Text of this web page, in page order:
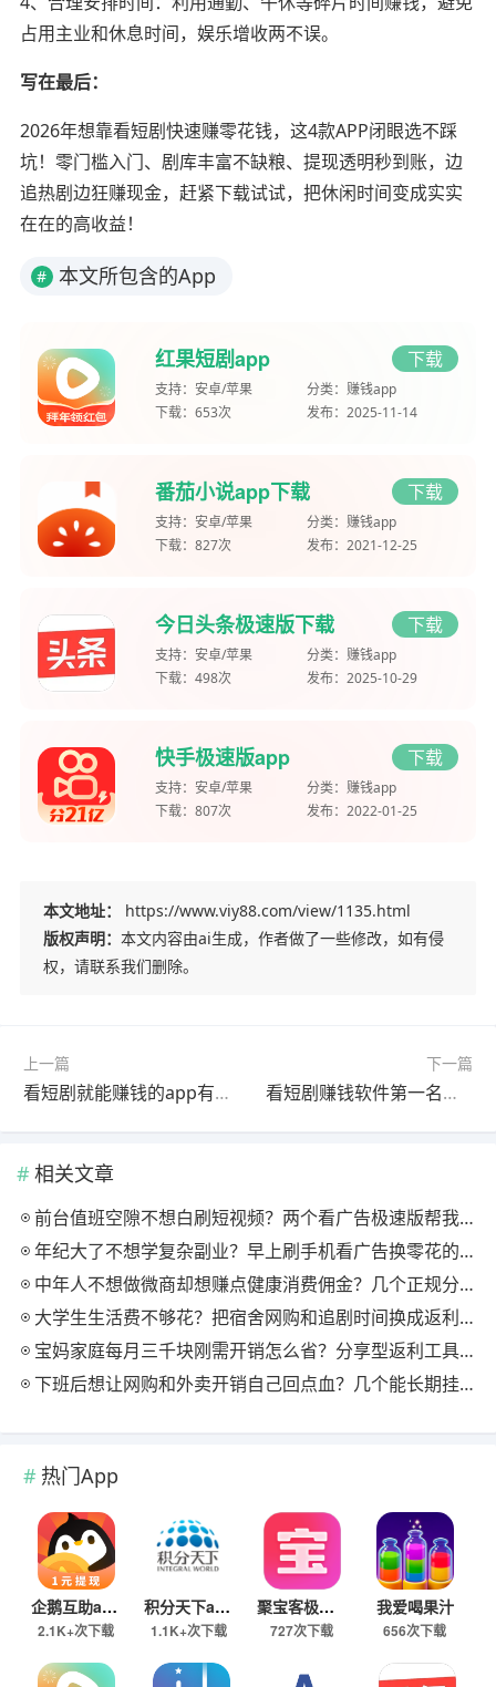
占用主业和休息时间，娱乐增收两不误。
写在最后：
2026年想靠看短剧快速赚零花钱，这4款APP闭眼选不踩
坑！零门槛入门、剧库丰富不缺粮、提现透明秒到账，边
追热剧边狂赚现金，赶紧下载试试，把休闲时间变成实实
在在的高收益！
# 本文所包含的App
红果短剧app 下载
支持： 安卓/苹果 分类： 赚钱app
下载： 653次 发布： 2025-11-14
番茄小说app下载 下载
支持： 安卓/苹果 分类： 赚钱app
下载： 827次 发布： 2021-12-25
今日头条极速版下载 下载
支持： 安卓/苹果 分类： 赚钱app
下载： 498次 发布： 2025-10-29
快手极速版app 下载
支持： 安卓/苹果 分类： 赚钱app
下载： 807次 发布： 2022-01-25
本文地址：
https://www.viy88.com/view/1135.html
版权声明： 本文内容由ai生成，作者做了一些修改，如有侵
权，请联系我们删除。
上一篇
看短剧就能赚钱的app有哪些?2026用这些软件就能看短剧赚钱
下一篇
看短剧赚钱软件第一名是哪个？2026用这款app看短剧收益最高
相关文章
前台值班空隙不想白刷短视频？两个看广告极速版帮我月回血三百块
年纪大了不想学复杂副业？早上刷手机看广告换零花的两个极速版用法
中年人不想做微商却想赚点健康消费佣金？几个正规分享式返利平台排位
大学生生活费不够花？把宿舍网购和追剧时间换成返利零钱的方法
宝妈家庭每月三千块刚需开销怎么省？分享型返利工具这样搭最舒服
下班后想让网购和外卖开销自己回点血？几个能长期挂机的返利入口实测
热门App
企鹅互助app
2.1K+次下载
积分天下app
1.1K+次下载
聚宝客极速版
727次下载
我爱喝果汁
656次下载